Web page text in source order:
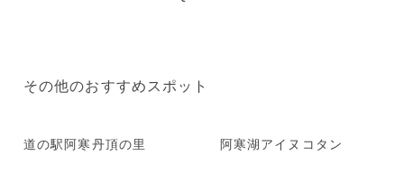
その他のおすすめスポット
道の駅阿寒丹頂の里 阿寒湖アイヌコタン